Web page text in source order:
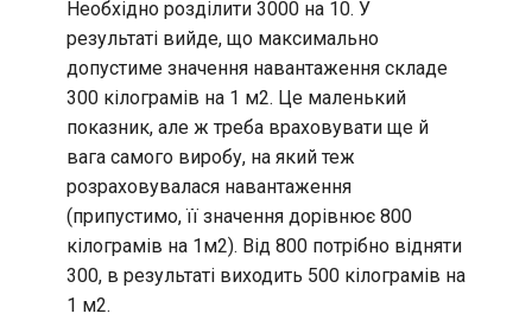
Необхідно розділити 3000 на 10. У
результаті вийде, що максимально
допустиме значення навантаження складе
300 кілограмів на 1 м2. Це маленький
показник, але ж треба враховувати ще й
вага самого виробу, на який теж
розраховувалася навантаження
(припустимо, її значення дорівнює 800
кілограмів на 1м2). Від 800 потрібно відняти
300, в результаті виходить 500 кілограмів на
1 м2.